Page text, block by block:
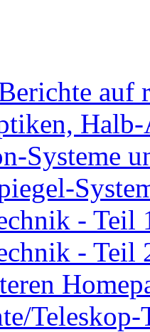
auf
Halb-
Systeme
- Teil
- Teil